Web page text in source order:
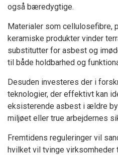
også bæredygtige.
Materialer som cellulosefibre,
keramiske produkter vinder
substitutter for asbest og
til både holdbarhed og
Desuden investeres der i
teknologier, der effektivt kan
eksisterende asbest i ældre
miljøet eller true arbejdernes
Fremtidens reguleringer vil
hvilket vil tvinge virksomheder